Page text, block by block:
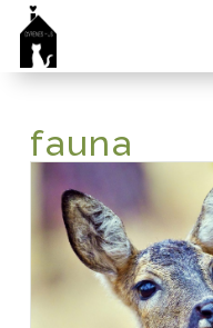
fauna